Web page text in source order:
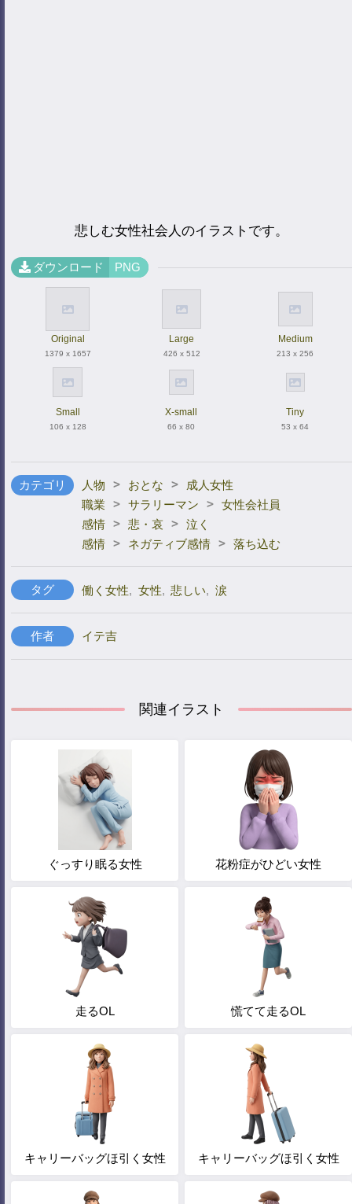
悲しむ女性社会人のイラストです。
ダウンロード PNG
Original
1379 x 1657
Large
426 x 512
Medium
213 x 256
Small
106 x 128
X-small
66 x 80
Tiny
53 x 64
カテゴリ 人物 > おとな >
成人女性
職業
> サラリーマン > 女性会社員
感情 > 悲・哀 > 泣く
感情 > ネガティブ感情 > 落ち込む
タグ 働く女性, 女性, 悲しい, 涙
作者 イテ吉
関連イラスト
ぐっすり眠る女性 花粉症がひどい女性
走るOL 慌てて走るOL
キャリーバッグほ引く女性 キャリーバッグほ引く女性